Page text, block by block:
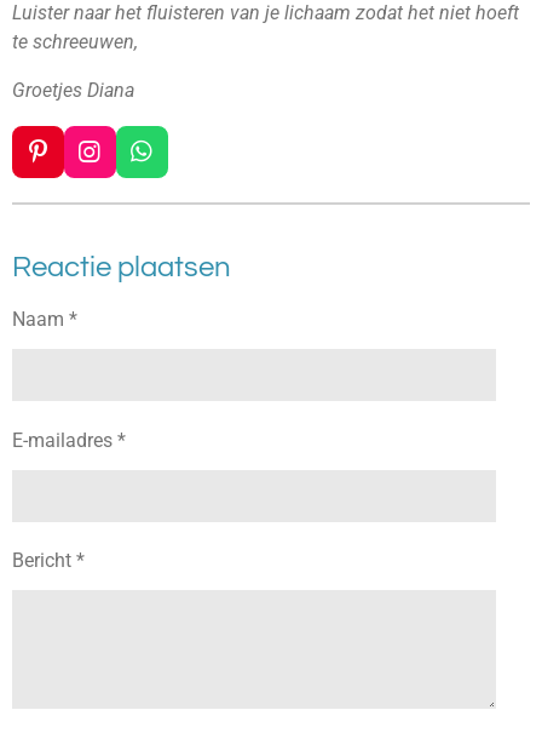
Luister naar het fluisteren van je lichaam zodat het niet hoeft
te schreeuwen,
Groetjes Diana
P
i
n
r
s
I
n
s
a
g
W
h
a
A
Reactie plaatsen
Naam *
E-mailadres *
Bericht *